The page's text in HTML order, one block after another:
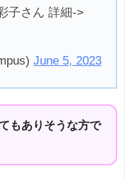
子さん 詳細->
June 5, 2023
もありそうな方で